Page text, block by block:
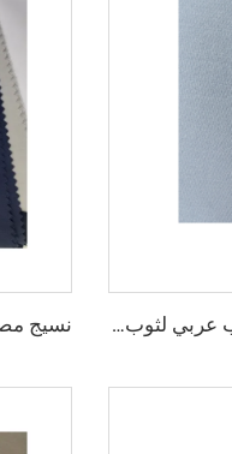
معروض للبيع بسعر منخفض قماش ثوب عربي لثوب أربعة قطع قميص وسروال، قماش بوليستر تويبو ميكرو فايبر